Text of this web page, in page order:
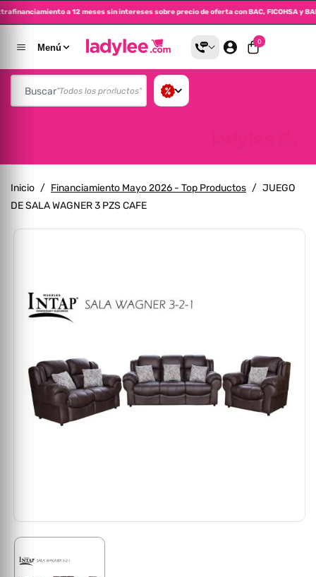
Al Contenido
Extrafinanciamiento a 12 meses sin intereses sobre precio de oferta con BAC, FICOHSA y
Buscar"Todos los productos"
Menú
0
0 artículos
Inicio / Financiamiento Mayo 2026 - Top Productos / JUEGO
DE SALA WAGNER 3 PZS CAFE